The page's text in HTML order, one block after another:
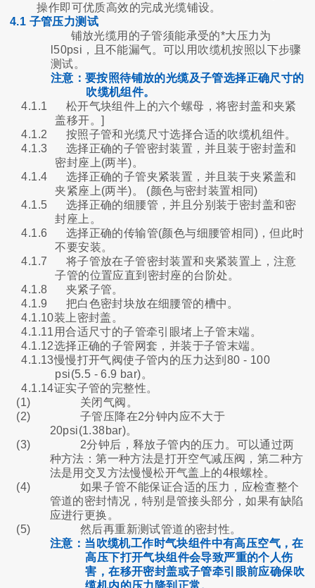
操作即可优质高效的完成光缆铺设。
4.1 子管压力测试
铺放光缆用的子管须能承受的*大压力为
l50psi，且不能漏气。可以用吹缆机按照以下步骤
测试。
注意：要按照待铺放的光缆及子管选择正确尺寸的
吹缆机组件。
4.1.1
松开气块组件上的六个螺母，将密封盖和夹紧
盖移开。]
4.1.2
按照子管和光缆尺寸选择合适的吹缆机组件。
4.1.3
选择正确的子管密封装置，并且装于密封盖和
密封座上(两半)。
4.1.4
选择正确的子管夹紧装置，并且装于夹紧盖和
夹紧座上(两半)。
(颜色与密封装置相同)
4.1.5
选择正确的细腰管，并且分别装于密封盖和密
封座上。
4.1.6
选择正确的传输管(颜色与细腰管相同)，但此时
不要安装。
4.1.7
将子管放在子管密封装置和夹紧装置上，注意
子管的位置应直到密封座的台阶处。
4.1.8
夹紧子管。
4.1.9
把白色密封块放在细腰管的槽中。
4.1.10装上密封盖。
4.1.11用合适尺寸的子管牵引眼堵上子管末端。
4.1.12选择正确的子管网套，并装于子管末端。
4.1.13慢慢打开气阀使子管内的压力达到80 - 100
psi(5.5 - 6.9 bar)。
4.1.14证实子管的完整性。
(1)
关闭气阀。
(2)
子管压降在2分钟内应不大于
20psi(1.38bar)。
(3)
2分钟后，释放子管内的压力。可以通过两
种方法：第一种方法是打开空气减压阀，第二种方
法是用交叉方法慢慢松开气盖上的4根螺栓。
(4)
如果子管不能保证合适的压力，应检查整个
管道的密封情况，特别是管接头部分，如果有缺陷
应进行更换。
(5)
然后再重新测试管道的密封性。
注意：当吹缆机工作时气块组件中有高压空气，在
高压下打开气块组件会导致严重的个人伤
害，在移开密封盖或子管牵引眼前应确保吹
缆机内的压力降到正常。